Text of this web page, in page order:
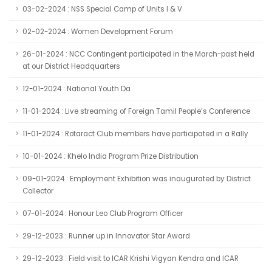
03-02-2024 : NSS Special Camp of Units I & V
02-02-2024 : Women Development Forum
26-01-2024 : NCC Contingent participated in the March-past held
at our District Headquarters
12-01-2024 : National Youth Da
11-01-2024 : Live streaming of Foreign Tamil People’s Conference
11-01-2024 : Rotaract Club members have participated in a Rally
10-01-2024 : Khelo India Program Prize Distribution
09-01-2024 : Employment Exhibition was inaugurated by District
Collector
07-01-2024 : Honour Leo Club Program Officer
29-12-2023 : Runner up in Innovator Star Award
29-12-2023 : Field visit to ICAR Krishi Vigyan Kendra and ICAR